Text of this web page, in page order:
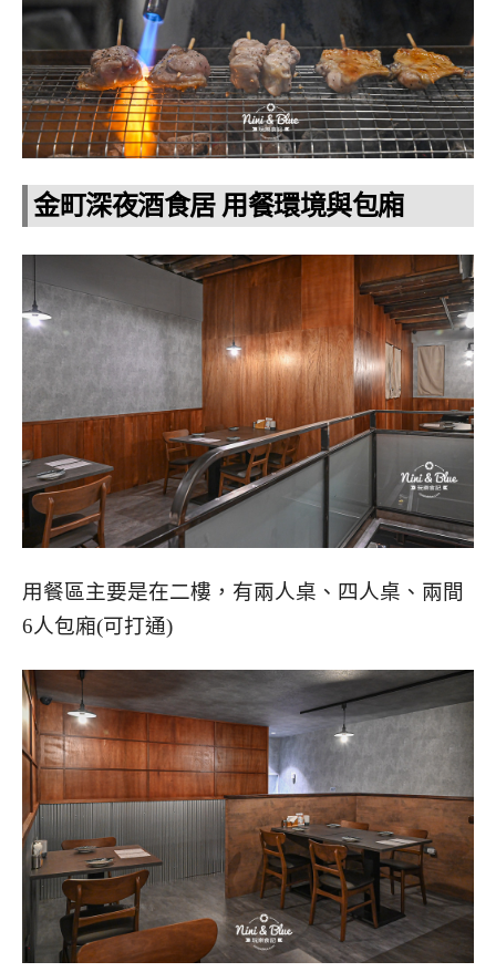
金町深夜酒食居 用餐環境與包廂
用餐區主要是在二樓，有兩人桌、四人桌、兩間
6人包廂(可打通)